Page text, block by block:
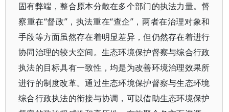
固有弊端，整合原本分散在多个部门的执法力量。督
察重在“督政”，执法重在“查企”，两者在治理对象和
手段等方面虽然存在着明显差异，但仍然存在着进行
协同治理的较大空间。生态环境保护督察与综合行政
执法的目标具有一致性，均是为改善环境治理效果所
进行的制度改革。通过生态环境保护督察与生态环境
综合行政执法的衔接与协调，可以借助生态环境保护